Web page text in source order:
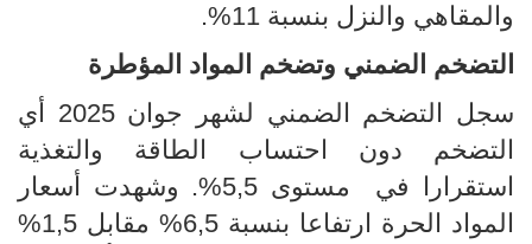
والمقاهي والنزل بنسبة 11%.
التضخم الضمني وتضخم المواد المؤطرة
سجل التضخم الضمني لشهر جوان 2025 أي
التضخم دون احتساب الطاقة والتغذية
استقرارا في مستوى 5,5%. وشهدت أسعار
المواد الحرة ارتفاعا بنسبة 6,5% مقابل
1,5
%